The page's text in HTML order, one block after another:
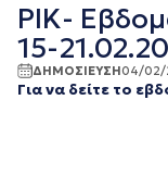
ΡΙΚ-
15-
ΔΗΜΟΣΙΕΥΣΗ04/02/
Για να δείτε το